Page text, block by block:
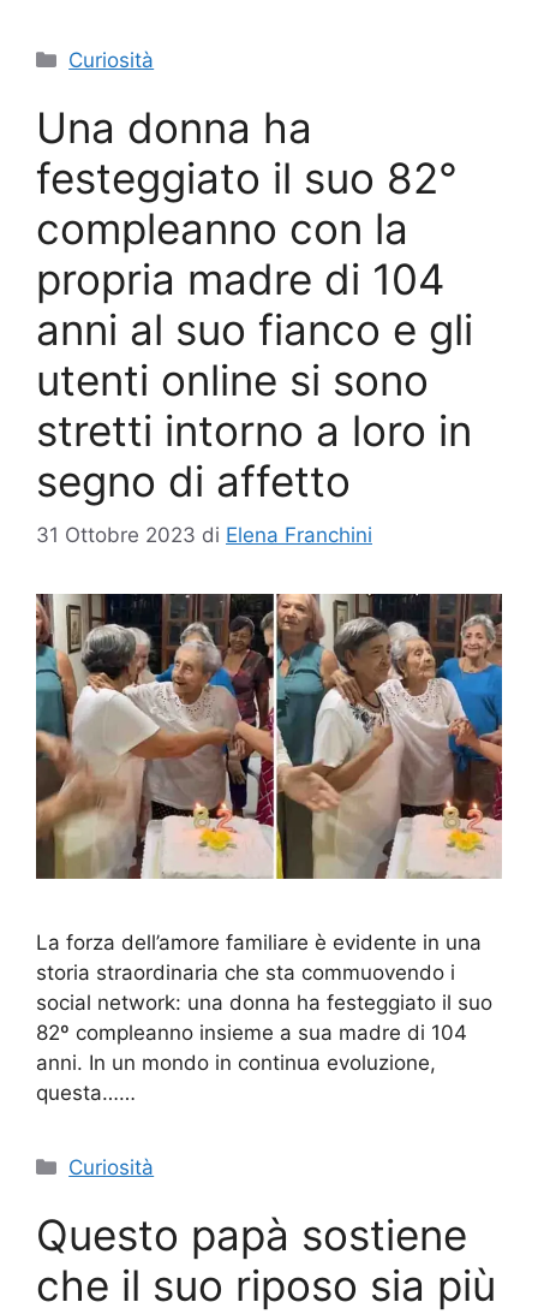
Categorie
Curiosità
Una donna ha
festeggiato il suo 82°
compleanno con la
propria madre di 104
anni al suo fianco e gli
utenti online si sono
stretti intorno a loro in
segno di affetto
31 Ottobre 2023 di Elena Franchini
La forza dell’amore familiare è evidente in una
storia straordinaria che sta commuovendo i
social network: una donna ha festeggiato il suo
82º compleanno insieme a sua madre di 104
anni. In un mondo in continua evoluzione,
questa……
Categorie
Curiosità
Questo papà sostiene
che il suo riposo sia più